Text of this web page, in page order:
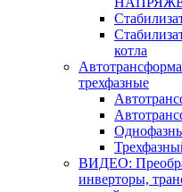
котла
трехфазные
ВИДЕО:
инверторы,